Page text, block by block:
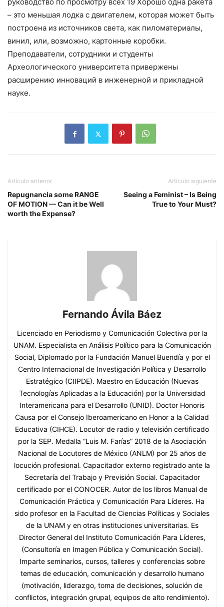
– это меньшая лодка с двигателем, которая может быть
построена из источников света, как пиломатериалы,
винил, или, возможно, картонные коробки.
Преподаватели, сотрудники и студенты
Археологического университета привержены
расширению инноваций в инженерной и прикладной
науке.
Artículo anterior
Repugnancia some RANGE
OF MOTION — Can it be Well
worth the Expense?
Artículo siguiente
Seeing a Feminist – Is Being
True to Your Must?
Fernando Ávila Báez
Licenciado en Periodismo y Comunicación Colectiva por la
UNAM. Especialista en Análisis Político para la Comunicación
Social, Diplomado por la Fundación Manuel Buendía y por el
Centro Internacional de Investigación Política y Desarrollo
Estratégico (CIIPDE). Maestro en Educación (Nuevas
Tecnologías Aplicadas a la Educación) por la Universidad
Interamericana para el Desarrollo (UNID). Doctor Honoris
Causa por el Consejo Iberoamericano en Honor a la Calidad
Educativa (CIHCE). Locutor de radio y televisión certificado
por la SEP. Medalla “Luis M. Farías” 2018 de la Asociación
Nacional de Locutores de México (ANLM) por 25 años de
locución profesional. Capacitador externo registrado ante la
Secretaría del Trabajo y Previsión Social. Capacitador
certificado por el CONOCER. Autor de los libros Manual de
Comunicación Práctica y Comunicación Para Líderes. Ha
sido profesor en la Facultad de Ciencias Políticas y Sociales
de la UNAM y en otras instituciones universitarias. Es
Director General del Instituto Comunicación Para Líderes,
(Consultoría en Imagen Pública y Comunicación Social).
Imparte seminarios, cursos, talleres y conferencias sobre
temas de educación, comunicación y desarrollo humano
(motivación, liderazgo, toma de decisiones, solución de
conflictos, integración grupal, equipos de alto rendimiento).